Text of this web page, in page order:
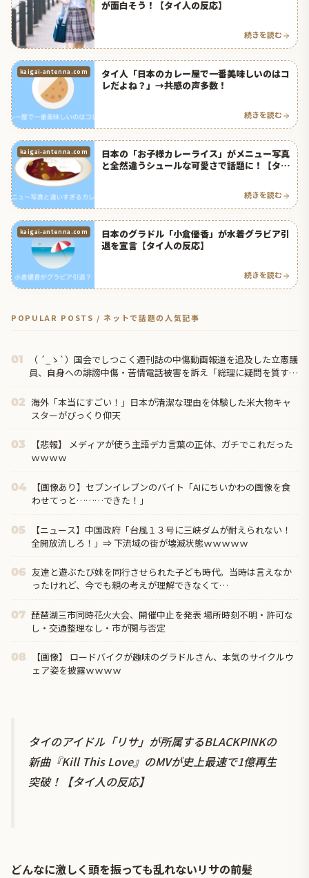
が面白そう！【タイ人の反応】
続きを読む
kaigai-antenna.com
タイ人「日本のカレー屋で一番美味しいのはコ
レだよね？」→共感の声多数！
続きを読む
kaigai-antenna.com
日本の「お子様カレーライス」がメニュー写真
と全然違うシュールな可愛さで話題に！【タイ
続きを読む
kaigai-antenna.com
日本のグラドル「小倉優香」が水着グラビア引
退を宣言【タイ人の反応】
続きを読む
POPULAR POSTS / ネットで話題の人気記事
01
（ ´_ゝ`）国会でしつこく週刊誌の中傷動画報道を追及した立憲議
員、自身への誹謗中傷・苦情電話被害を訴え「総理に疑問を質す、
02 海外「本当にすごい！」日本が清潔な理由を体験した米大物キャ
スターがびっくり仰天
03
【悲報】 メディアが使う主語デカ言葉の正体、ガチでこれだった
ｗｗｗｗ
04
【画像あり】セブンイレブンのバイト「AIにちいかわの画像を食
わせてっと………できた！」
05
【ニュース】中国政府「台風１３号に三峡ダムが耐えられない！
全開放流しろ！」⇒ 下流域の街が壊滅状態ｗｗｗｗｗ
06 友達と遊ぶたび妹を同行させられた子ども時代。当時は言えなか
ったけれど、今でも親の考えが理解できなくて…
07 琵琶湖三市同時花火大会、開催中止を発表 場所時刻不明・許可な
し・交通整理なし・市が関与否定
08
【画像】 ロードバイクが趣味のグラドルさん、本気のサイクルウ
ェア姿を披露ｗｗｗｗ
タイのアイドル「リサ」が所属するBLACKPINKの
新曲『Kill This Love』のMVが史上最速で1億再生
突破！【タイ人の反応】
どんなに激しく頭を振っても乱れないリサの前髪